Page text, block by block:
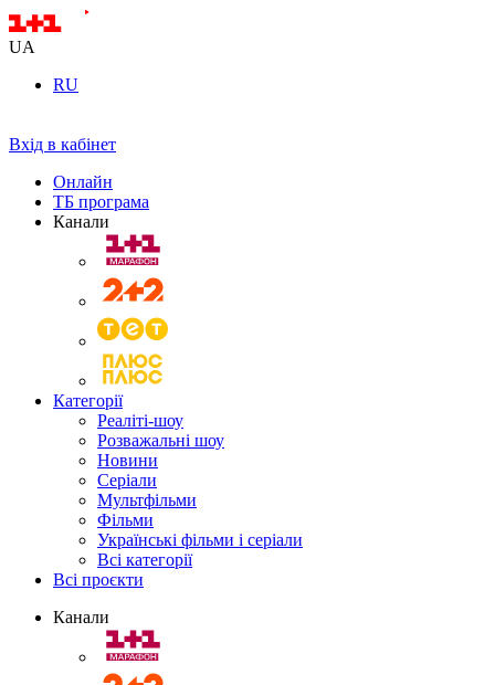
UA
RU
Вхід в кабінет
Онлайн
ТБ програма
Канали
Категорії
Реаліті-шоу
Розважальні шоу
Новини
Серіали
Мультфільми
Фільми
Українські фільми і серіали
Всі категорії
Всі проєкти
Канали